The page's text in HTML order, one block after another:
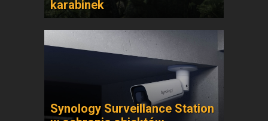
karabinek
Synology Surveillance Station